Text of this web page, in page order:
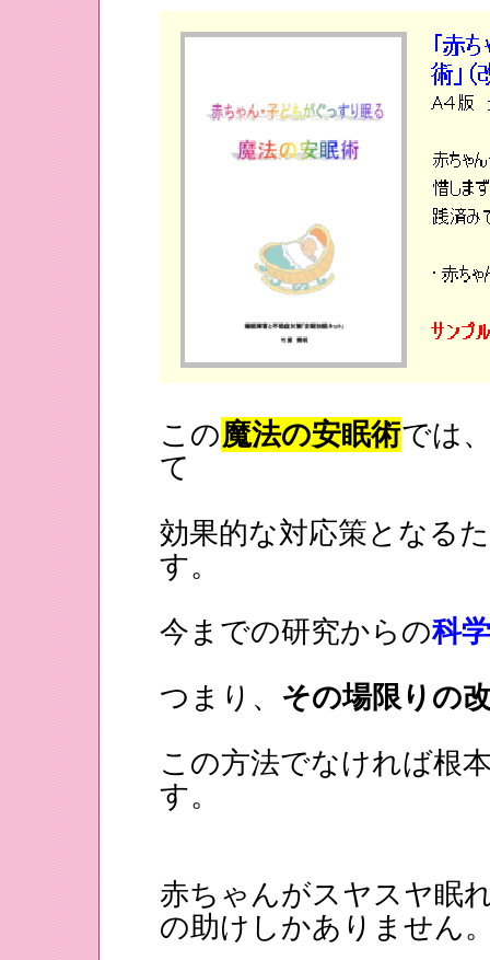
この魔法の安眠術では
て
効果的な対応策となる
す。
今までの研究からの科
つまり、 その場限りの
この方法でなければ根
す。
赤ちゃんがスヤスヤ眠
の助けしかありません